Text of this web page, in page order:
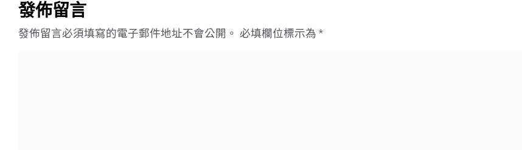
發佈留言
發佈留言必須填寫的電子郵件地址不會公開。 必填欄位標示為 *